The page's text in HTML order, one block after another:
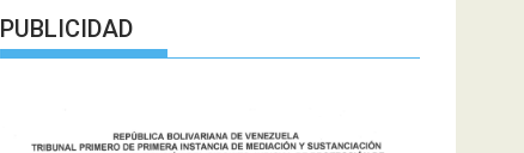
PUBLICIDAD